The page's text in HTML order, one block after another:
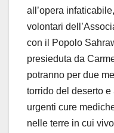
all’opera
volontari
con il Popolo
presieduta da
potranno per due
torrido del deserto
urgenti cure
nelle terre in cui